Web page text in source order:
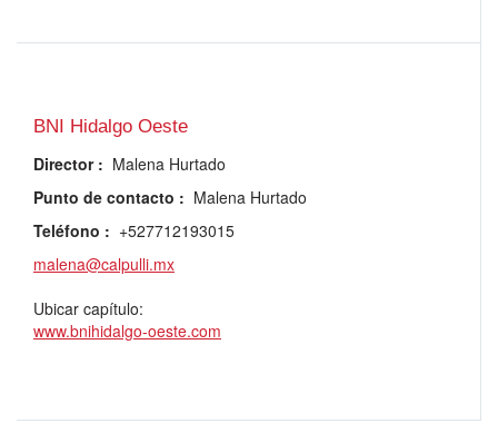
BNI Hidalgo Oeste
Director : Malena Hurtado
Punto de contacto : Malena Hurtado
Teléfono : +527712193015
malena@calpulli.mx
Ubicar capítulo:
www.bnihidalgo-oeste.com